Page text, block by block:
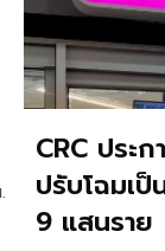
CRC ประ
ปรับโฉมเ
9 แสนราย